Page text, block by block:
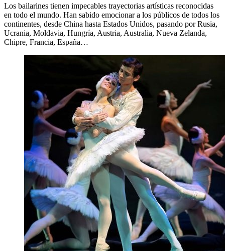
Los bailarines tienen impecables trayectorias artísticas reconocidas
en todo el mundo. Han sabido emocionar a los públicos de todos los
continentes, desde China hasta Estados Unidos, pasando por Rusia,
Ucrania, Moldavia, Hungría, Austria, Australia, Nueva Zelanda,
Chipre, Francia, España…